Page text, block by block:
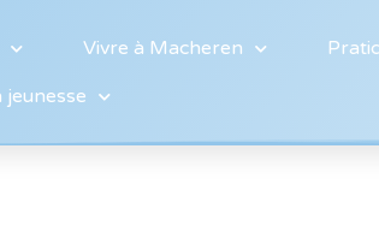
Vivre à Macheren
jeunesse